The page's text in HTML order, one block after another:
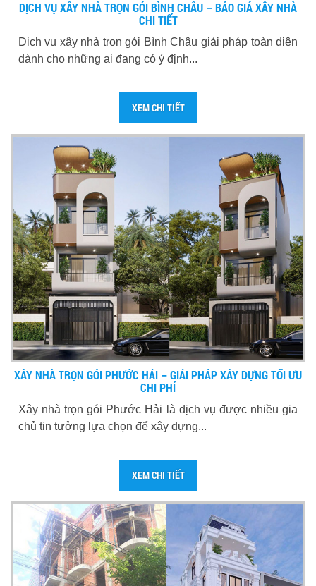
DỊCH VỤ XÂY NHÀ TRỌN GÓI BÌNH CHÂU – BÁO GIÁ XÂY NHÀ
CHI TIẾT
Dịch vụ xây nhà trọn gói Bình Châu giải pháp toàn diện
dành cho những ai đang có ý định...
XEM CHI TIẾT
XÂY NHÀ TRỌN GÓI PHƯỚC HẢI – GIẢI PHÁP XÂY DỰNG TỐI ƯU
CHI PHÍ
Xây nhà trọn gói Phước Hải là dịch vụ được nhiều gia
chủ tin tưởng lựa chọn để xây dựng...
XEM CHI TIẾT